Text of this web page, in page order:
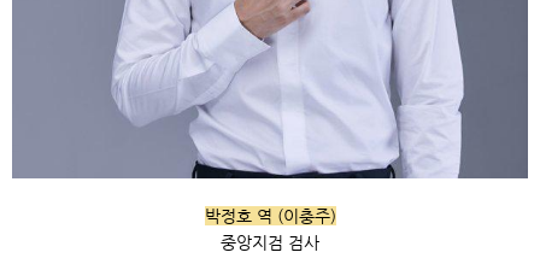
박정호 역 (이충주)
중앙지검 검사